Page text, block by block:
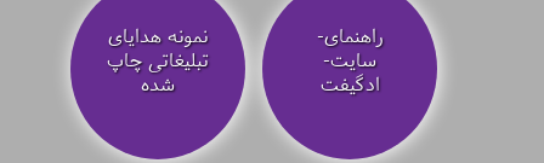
راهنمای-
سایت-
ادگیفت
نمونه هدایای
تبلیغاتی چاپ
شده